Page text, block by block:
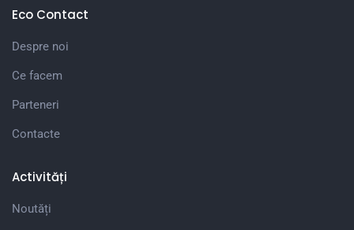
Eco Contact
Despre noi
Ce facem
Parteneri
Contacte
Activități
Noutăți